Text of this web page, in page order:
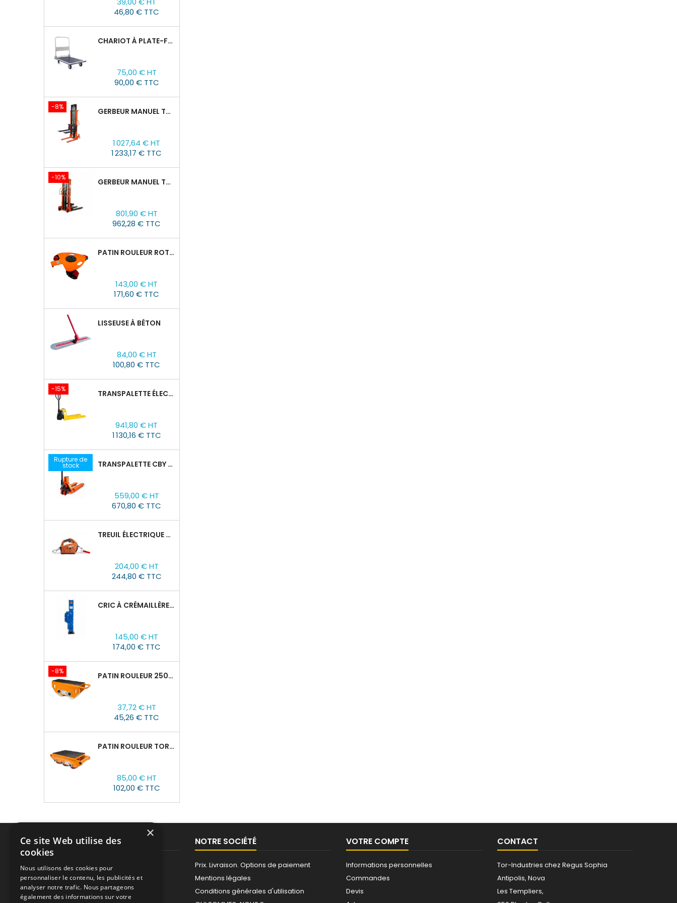
46,80 € TTC
CHARIOT À PLATE-FORME TOR PH 300KG
75,00 € HT
90,00 € TTC
-8% GERBEUR MANUEL TOR CTY-EH 2T/3M FOURCHES RÉGLABLES 320-770MM
base
1 027,64 € HT
1 233,17 € TTC
-10% GERBEUR MANUEL TOR CTY-EH 1,5T/1,6M FOURCHES RÉGLABLES 320-770 MM
base
801,90 € HT
962,28 € TTC
PATIN ROULEUR ROTATIVE WCRP-5, CAPACITÉ DE CHARGE 4T
143,00 € HT
171,60 € TTC
LISSEUSE À BÉTON
84,00 € HT
100,80 € TTC
-15% TRANSPALETTE ÉLECTRIQUE EPT 15H : 1500KG/1150MM X 550MM
base
941,80 € HT
1 130,16 € TTC
Rupture de
stock TRANSPALETTE CBY 2,5T AVEC BALANCE
559,00 € HT
670,80 € TTC
TREUIL ÉLECTRIQUE PORTABLE TOR SQ-01-450KG/4.6M
204,00 € HT
244,80 € TTC
CRIC À CRÉMAILLÈRE TOR SJ, 1,5T/60-600 MM
145,00 € HT
174,00 € TTC
-8% PATIN ROULEUR 2500R-02, CAPACITÉ DE CHARGE 2,5T
base
37,72 € HT
45,26 € TTC
PATIN ROULEUR TOR CRO-6 : 8T
85,00 € HT
102,00 € TTC
PRODUITS
Promotions
Nouveaux produits
Meilleures ventes
NOTRE SOCIÉTÉ
Prix. Livraison. Options de paiement
Mentions légales
Conditions générales d'utilisation
VOTRE COMPTE
Informations personnelles
Commandes
Devis
CONTACT
Tor-Industries chez Regus Sophia
Antipolis, Nova
Les Templiers,
×
Ce site Web utilise des
cookies
Nous utilisons des cookies pour
personnaliser le contenu, les publicités et
analyser notre trafic. Nous partageons
également des informations sur votre